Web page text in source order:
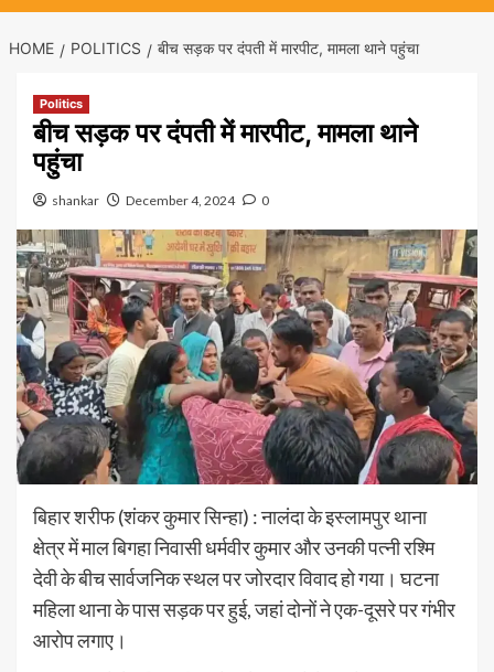
HOME POLITICS बीच सड़क पर दंपती में मारपीट, मामला थाने पहुंचा
Politics
बीच सड़क पर दंपती में मारपीट, मामला थाने
पहुंचा
shankar December 4, 2024 0
बिहार शरीफ (शंकर कुमार सिन्हा) : नालंदा के इस्लामपुर थाना
क्षेत्र में माल बिगहा निवासी धर्मवीर कुमार और उनकी पत्नी रश्मि
देवी के बीच सार्वजनिक स्थल पर जोरदार विवाद हो गया। घटना
महिला थाना के पास सड़क पर हुई, जहां दोनों ने एक-दूसरे पर गंभीर
आरोप लगाए।